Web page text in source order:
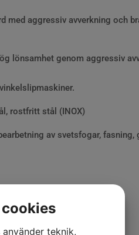
med aggressiv avverkning och
lönsamhet genom aggressiv
rostfritt stål (INOX)
av svetsfogar, fasning,
korn i listan.
teknik,